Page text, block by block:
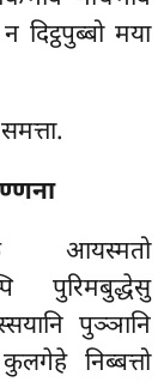
मया
आयस्मतो
पुरिमबुद्धेसु
पुञ्ञानि
निब्बत्तो